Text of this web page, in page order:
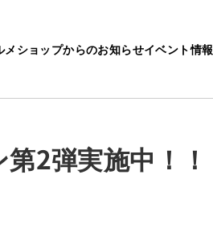
メ ショップからのお知らせイベント情報
2弾実施中！！